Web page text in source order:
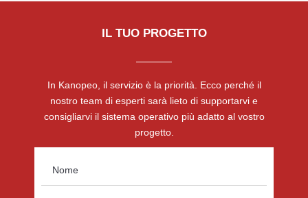
IL TUO PROGETTO
In Kanopeo, il servizio è la priorità. Ecco perché il
nostro team di esperti sarà lieto di supportarvi e
consigliarvi il sistema operativo più adatto al vostro
progetto.